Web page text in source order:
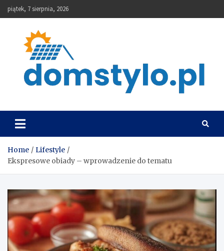
Skip
to
piątek, 7 sierpnia, 2026
DomStylo
Home
Lifestyle
Ekspresowe obiady – wprowadzenie do tematu